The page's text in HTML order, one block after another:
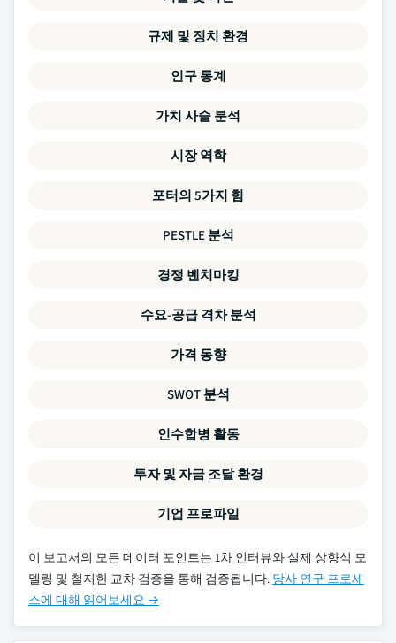
규제 및 정치 환경
인구 통계
가치 사슬 분석
시장 역학
포터의 5가지 힘
PESTLE 분석
경쟁 벤치마킹
수요-공급 격차 분석
가격 동향
SWOT 분석
인수합병 활동
투자 및 자금 조달 환경
기업 프로파일
이 보고서의 모든 데이터 포인트는 1차 인터뷰와 실제 상향식 모
델링 및 철저한 교차 검증을 통해 검증됩니다. 당사 연구 프로세
스에 대해 읽어보세요 →